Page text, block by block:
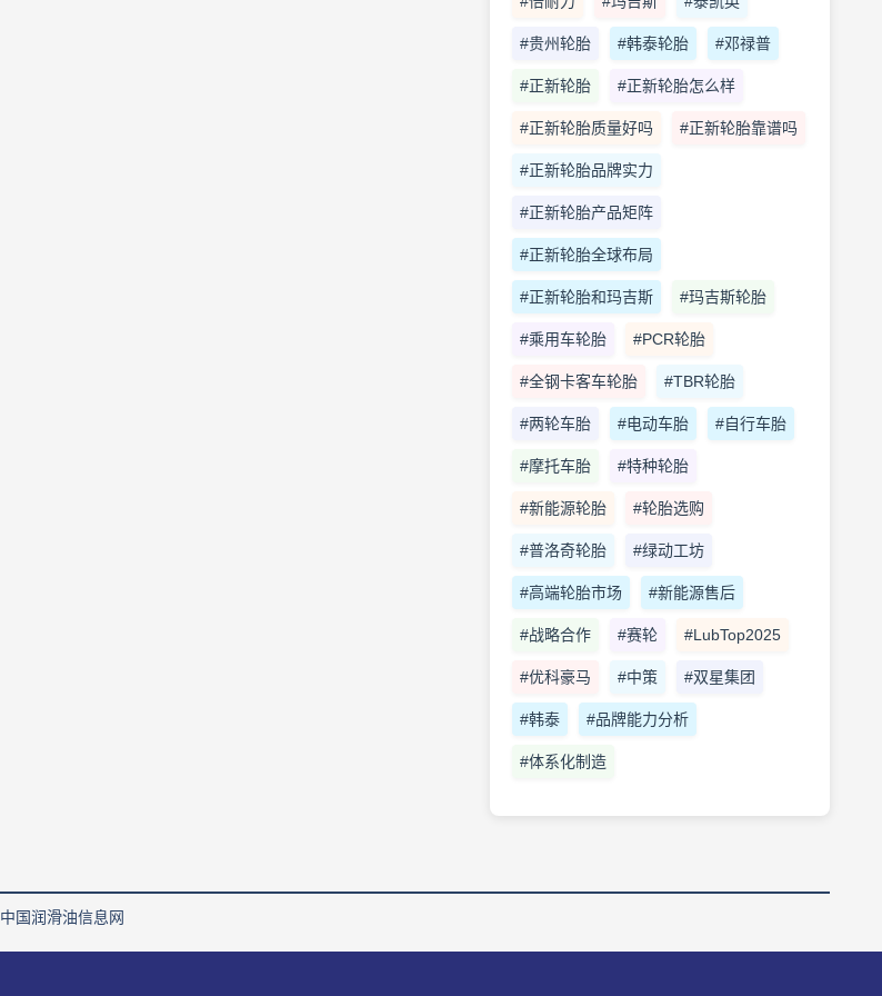
#贵州轮胎 #韩泰轮胎 #邓禄普
#正新轮胎 #正新轮胎怎么样
#正新轮胎质量好吗 #正新轮胎靠谱吗
#正新轮胎品牌实力
#正新轮胎产品矩阵
#正新轮胎全球布局
#正新轮胎和玛吉斯 #玛吉斯轮胎
#乘用车轮胎 #PCR轮胎
#全钢卡客车轮胎 #TBR轮胎
#两轮车胎 #电动车胎 #自行车胎
#摩托车胎 #特种轮胎
#新能源轮胎 #轮胎选购
#普洛奇轮胎 #绿动工坊
#高端轮胎市场 #新能源售后
#战略合作 #赛轮 #LubTop2025
#优科豪马 #中策 #双星集团
#韩泰 #品牌能力分析
#体系化制造
中国润滑油信息网